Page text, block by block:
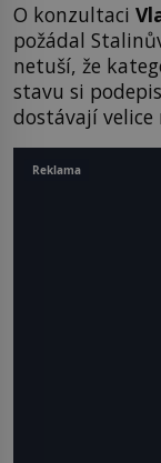
O konzultaci
požádal
netuší, že
stavu si
dostávají velice
Reklama